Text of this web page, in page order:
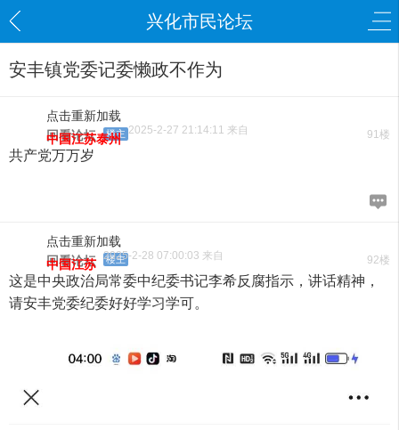
兴化市民论坛
安丰镇党委记委懒政不作为
点击重新加载
91楼
回看论坛 楼主 2025-2-27 21:14:11 来自
中国江苏泰州
共产党万万岁
点击重新加载
92楼
回看论坛 楼主
2025-2-28 07:00:03 来自
中国江苏
这是中央政治局常委中纪委书记李希反腐指示，讲话精神，
请安丰党委纪委好好学习学可。